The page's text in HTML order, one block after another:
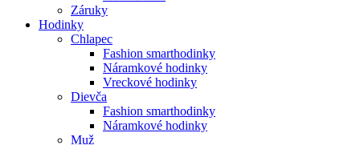
Záruky
Hodinky
Chlapec
Fashion smarthodinky
Náramkové hodinky
Vreckové hodinky
Dievča
Fashion smarthodinky
Náramkové hodinky
Muž